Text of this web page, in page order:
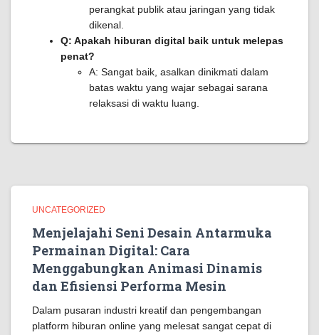
perangkat publik atau jaringan yang tidak
dikenal.
Q: Apakah hiburan digital baik untuk melepas
penat?
A: Sangat baik, asalkan dinikmati dalam
batas waktu yang wajar sebagai sarana
relaksasi di waktu luang.
UNCATEGORIZED
Menjelajahi Seni Desain Antarmuka
Permainan Digital: Cara
Menggabungkan Animasi Dinamis
dan Efisiensi Performa Mesin
Dalam pusaran industri kreatif dan pengembangan
platform hiburan online yang melesat sangat cepat di